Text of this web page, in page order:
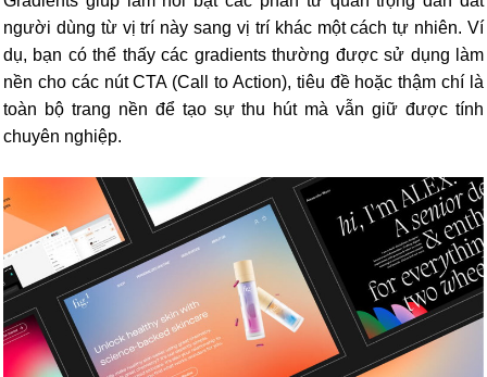
người dùng từ vị trí này sang vị trí khác một cách tự nhiên. Ví
dụ, bạn có thể thấy các gradients thường được sử dụng làm
nền cho các nút CTA(Call to Action), tiêu đề hoặc thậm chí là
toàn bộ trang nền để tạo sự thu hút mà vẫn giữ được tính
chuyên nghiệp.